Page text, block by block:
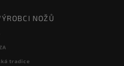
NOŽŮ
tradice